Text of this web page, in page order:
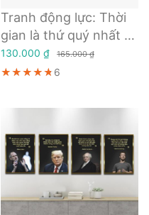
Tranh động lực: Thời
gian là thứ quý nhất và
nó miễn phí
130.000 ₫ 165.000 ₫
★★★★★
★★★★★
★★★★★6